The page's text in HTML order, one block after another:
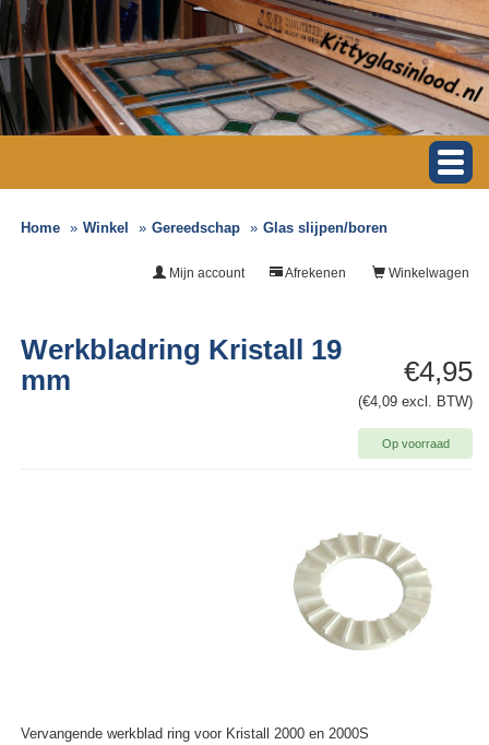
Home Winkel Gereedschap Glas slijpen/boren
Winkelwagen
Afrekenen
Mijn account
€4,95
(€4,09 excl. BTW)
Op voorraad
Werkbladring Kristall 19
mm
Vervangende werkblad ring voor Kristall 2000 en 2000S